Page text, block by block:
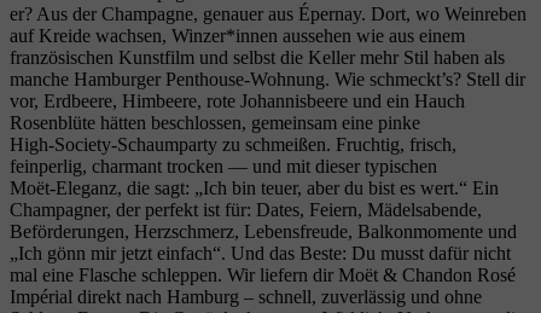
er? Aus der Champagne, genauer aus Épernay. Dort, wo Weinreben
auf Kreide wachsen, Winzer*innen aussehen wie aus einem
französischen Kunstfilm und selbst die Keller mehr Stil haben als
manche Hamburger Penthouse‑Wohnung. Wie schmeckt’s? Stell dir
vor, Erdbeere, Himbeere, rote Johannisbeere und ein Hauch
Rosenblüte hätten beschlossen, gemeinsam eine pinke
High‑Society‑Schaumparty zu schmeißen. Fruchtig, frisch,
feinperlig, charmant trocken — und mit dieser typischen
Moët‑Eleganz, die sagt: „Ich bin teuer, aber du bist es wert.“ Ein
Champagner, der perfekt ist für: Dates, Feiern, Mädelsabende,
Beförderungen, Herzschmerz, Lebensfreude, Balkonmomente und
„Ich gönn mir jetzt einfach“. Und das Beste: Du musst dafür nicht
mal eine Flasche schleppen. Wir liefern dir Moët & Chandon Rosé
Impérial direkt nach Hamburg – schnell, zuverlässig und ohne